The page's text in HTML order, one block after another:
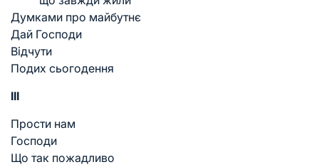
Думками про майбутнє
Дай Господи
Відчути
Подих сьогодення
III
Прости нам
Господи
Що так пожадливо